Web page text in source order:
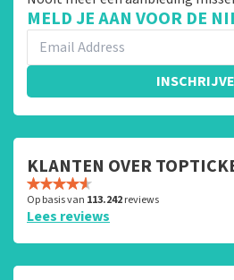
MELD JE AAN VOOR DE
KLANTEN OVER
Op basis van 113.242reviews
Lees reviews